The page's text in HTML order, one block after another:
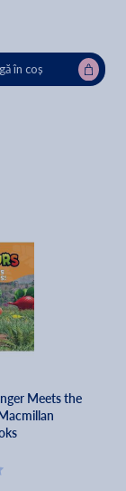
în coș
Meets the